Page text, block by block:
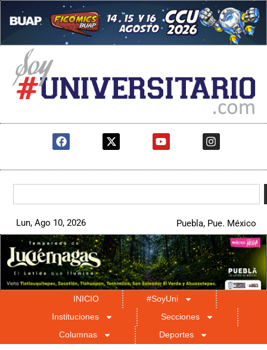
Lun, Ago 10, 2026 Puebla, Pue. México
INICIO
#SoyUni
Instituciones
Secciones
Columnas
Deportes